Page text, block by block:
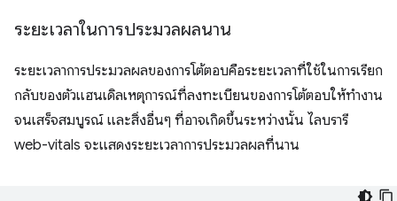
ระยะเวลาในการประมวลผลนาน
ระยะเวลาการประมวลผลของการโต้ตอบคือระยะเวลาที่ใช้ในการเรียก
กลับของตัวแฮนเดิลเหตุการณ์ที่ลงทะเบียนของการโต้ตอบให้ทำงาน
จนเสร็จสมบูรณ์ และสิ่งอื่นๆ ที่อาจเกิดขึ้นระหว่างนั้น ไลบรารี
web-vitals จะแสดงระยะเวลาการประมวลผลที่นาน